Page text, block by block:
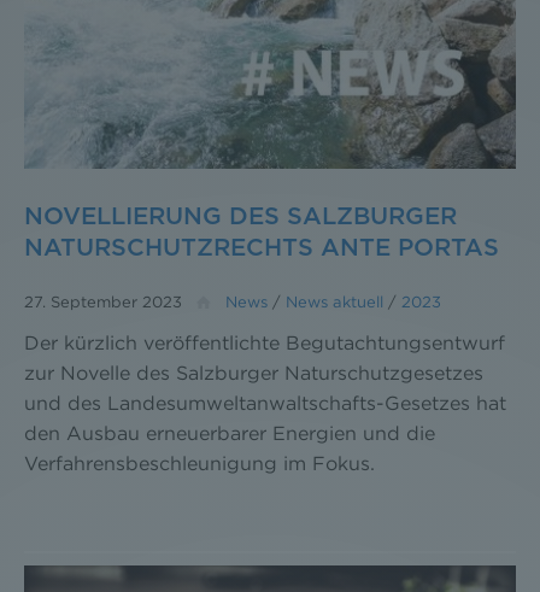
NOVELLIERUNG DES SALZBURGER
NATURSCHUTZRECHTS ANTE PORTAS
27. September 2023 News / News aktuell / 2023
Der kürzlich veröffentlichte Begutachtungsentwurf
zur Novelle des Salzburger Naturschutzgesetzes
und des Landesumweltanwaltschafts-Gesetzes hat
den Ausbau erneuerbarer Energien und die
Verfahrensbeschleunigung im Fokus.